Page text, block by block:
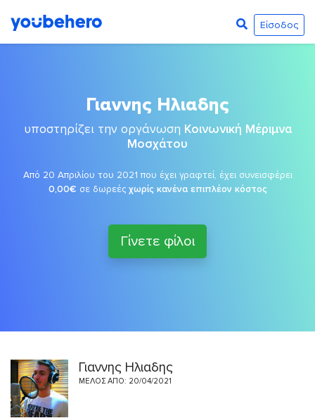
Είσοδος
Γιαννης Ηλιαδης
υποστηρίζει την οργάνωση Κοινωνική Μέριμνα
Μοσχάτου
Από 20 Απριλίου του 2021 που έχει γραφτεί, έχει συνεισφέρει
0,00€ σε δωρεές χωρίς κανένα επιπλέον κόστος
Γίνετε φίλοι
Γιαννης Ηλιαδης
ΜΈΛΟΣ ΑΠΌ: 20/04/2021